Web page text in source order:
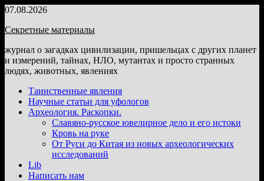
Перейти
содержимому
07.08.2026
Секретные материалы
журнал о загадках цивилизации, пришельцах с других планет
и измерений, тайнах, НЛО, мутантах и просто странных
людях, животных, явлениях
Таинственные явления
Научные статьи для уфологов
Археология. Раскопки.
Славяно-русское ювелирное дело и его истоки
Кровь на руке
От Руси до Китая из новых археологических
исследований
Lib
Написать нам